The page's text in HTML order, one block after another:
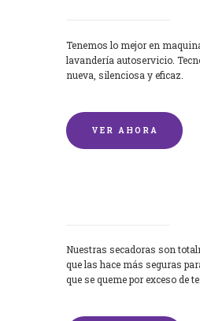
Tenemos lo mejor en
lavandería autoservicio.
nueva, silenciosa y eficaz.
VER AHORA
Nuestras secadoras son
que las hace más seguras
que se queme por exceso de